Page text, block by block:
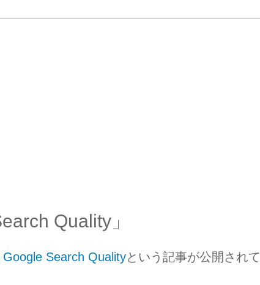
Quality」
Search Qualityという記事が公開されて